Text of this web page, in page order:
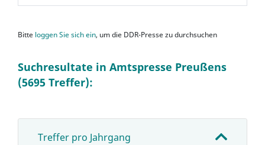
Bitte loggen Sie sich ein, um die DDR-Presse zu durchsuchen
Suchresultate in Amtspresse Preußens
(5695 Treffer):
Treffer pro Jahrgang